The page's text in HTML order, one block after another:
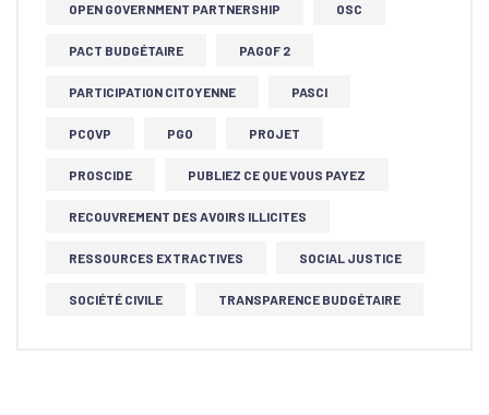
OPEN GOVERNMENT PARTNERSHIP OSC
PACT BUDGÉTAIRE PAGOF 2
PARTICIPATION CITOYENNE PASCI
PCQVP PGO PROJET
PROSCIDE PUBLIEZ CE QUE VOUS PAYEZ
RECOUVREMENT DES AVOIRS ILLICITES
RESSOURCES EXTRACTIVES SOCIAL JUSTICE
SOCIÉTÉ CIVILE TRANSPARENCE BUDGÉTAIRE